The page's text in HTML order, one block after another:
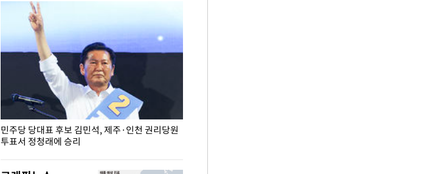
민주당 당대표 후보 김민석, 제주·인천 권리당원
투표서 정청래에 승리